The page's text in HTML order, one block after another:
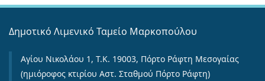
Δημοτικό Λιμενικό Ταμείο Μαρκοπούλου
Αγίου Νικολάου 1, Τ.Κ. 19003, Πόρτο Ράφτη Μεσογαίας
(ημιόροφος κτιρίου Αστ. Σταθμού Πόρτο Ράφτη)